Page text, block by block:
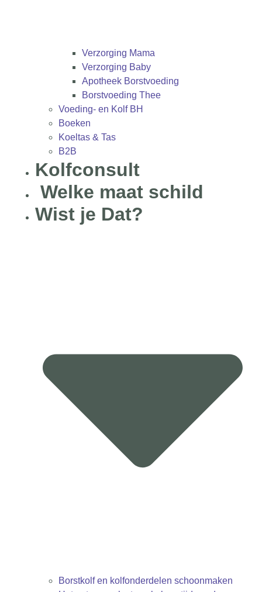
Verzorging Mama
Verzorging Baby
Apotheek Borstvoeding
Borstvoeding Thee
Voeding- en Kolf BH
Boeken
Koeltas & Tas
B2B
Kolfconsult
Welke maat schild
Wist je Dat?
Borstkolf en kolfonderdelen schoonmaken